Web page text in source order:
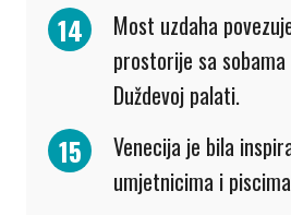
Most uzdaha
prostorije sa
Duždevoj palati.
Venecija je bila
umjetnicima i